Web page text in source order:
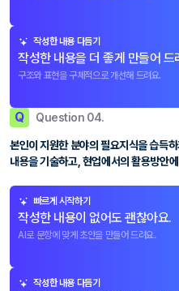
작성한 내용 다듬기
작성한 내용을 더 좋게 만들어 드
구조와 표현을 구체적으로 개선해 드려요.
Q Question 04.
본인이 지원한 분야의 필요지식을 습득
내용을 기술하고, 현업에서의 활용방안
빠르게 시작하기
작성한 내용이 없어도 괜찮아요.
AI로 문항에 맞게 초안을 만들어 드려요.
작성한 내용 다듬기